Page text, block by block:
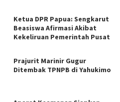
Ketua DPR Papua: Sengkarut
Beasiswa Afirmasi Akibat
Kekeliruan Pemerintah Pusat
Prajurit Marinir Gugur
Ditembak TPNPB di Yahukimo